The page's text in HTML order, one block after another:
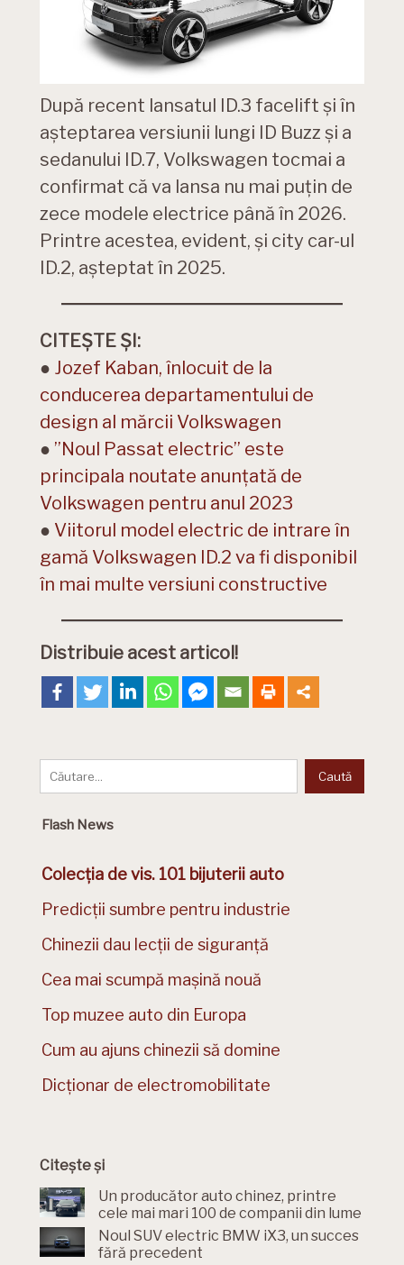
După recent lansatul ID.3 facelift și în
așteptarea versiunii lungi ID Buzz și a
sedanului ID.7, Volkswagen tocmai a
confirmat că va lansa nu mai puțin de
zece modele electrice până în 2026.
Printre acestea, evident, și city car-ul
ID.2, așteptat în 2025.
CITEȘTE ȘI:
● Jozef Kaban, înlocuit de la
conducerea departamentului de
design al mărcii Volkswagen
● ”Noul Passat electric” este
principala noutate anunțată de
Volkswagen pentru anul 2023
● Viitorul model electric de intrare în
gamă Volkswagen ID.2 va fi disponibil
în mai multe versiuni constructive
Distribuie acest articol!
Flash News
Colecția de vis. 101 bijuterii auto
Predicții sumbre pentru industrie
Chinezii dau lecții de siguranță
Cea mai scumpă mașină nouă
Top muzee auto din Europa
Cum au ajuns chinezii să domine
Dicționar de electromobilitate
Citește și
Un producător auto chinez, printre
cele mai mari 100 de companii din lume
Noul SUV electric BMW iX3, un succes
fără precedent